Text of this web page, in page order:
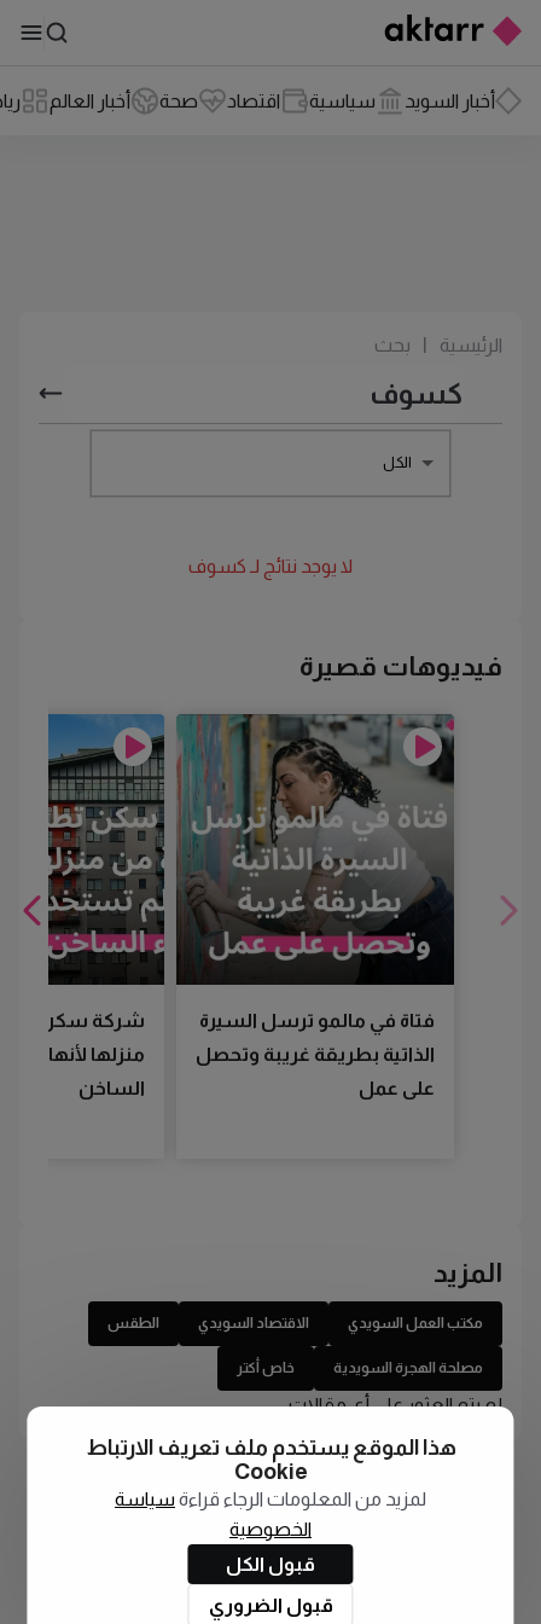
أخبار السويد سياسية اقتصاد صحة أخبار العالم
الرئيسية بحث
الكل
لا يوجد نتائج لـ كسوف
فيديوهات قصيرة
فتاة في مالمو ترسل السيرة
الذاتية بطريقة غريبة وتحصل
على عمل
شركة سكن
منزلها لأنها لم
الساخن
المزيد
مكتب العمل السويدي الاقتصاد السويدي الطقس
مصلحة الهجرة السويدية خاص أكتر
لم يتم العثور على أي مقالات
هذا الموقع يستخدم ملف تعريف الارتباط
Cookie
لمزيد من المعلومات الرجاء قراءة سياسة
الخصوصية
قبول الكل
قبول الضروري